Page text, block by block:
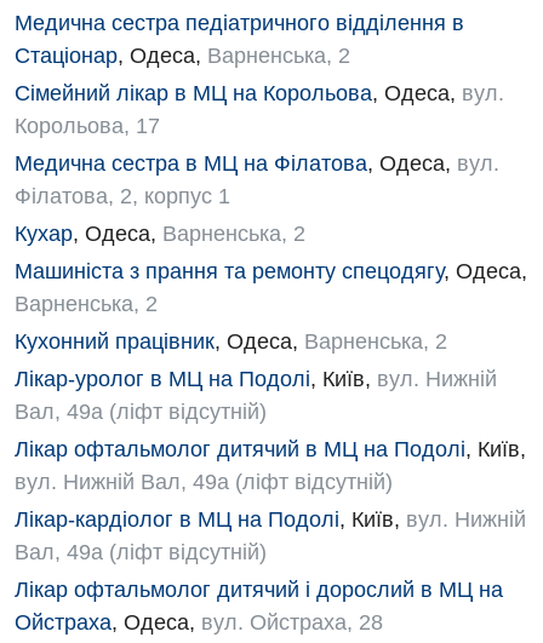
Онкологічне відділлення
Оториноларингологія
Офтальмологічне відділення
Педіатричне відділення
Проктологія
Пульмонологія
Ревматологія
Судинна хірургія
Терапія
Травматологічне відділення
Травматологія і ортопедія
Урологічне відділення
Медична сестра педіатричного відділення в
Стаціонар, Одеса, Варненська, 2
Сімейний лікар в МЦ на Корольова, Одеса, вул.
Корольова, 17
Медична сестра в МЦ на Філатова, Одеса, вул.
Філатова, 2, корпус 1
Кухар, Одеса, Варненська, 2
Машиніста з прання та ремонту спецодягу, Одеса,
Варненська, 2
Кухонний працівник, Одеса, Варненська, 2
Лікар-уролог в МЦ на Подолі, Київ, вул. Нижній
Вал, 49а (ліфт відсутній)
Лікар офтальмолог дитячий в МЦ на Подолі, Київ,
вул. Нижній Вал, 49а (ліфт відсутній)
Лікар-кардіолог в МЦ на Подолі, Київ, вул. Нижній
Вал, 49а (ліфт відсутній)
Лікар офтальмолог дитячий і дорослий в МЦ на
Ойстраха, Одеса, вул. Ойстраха, 28